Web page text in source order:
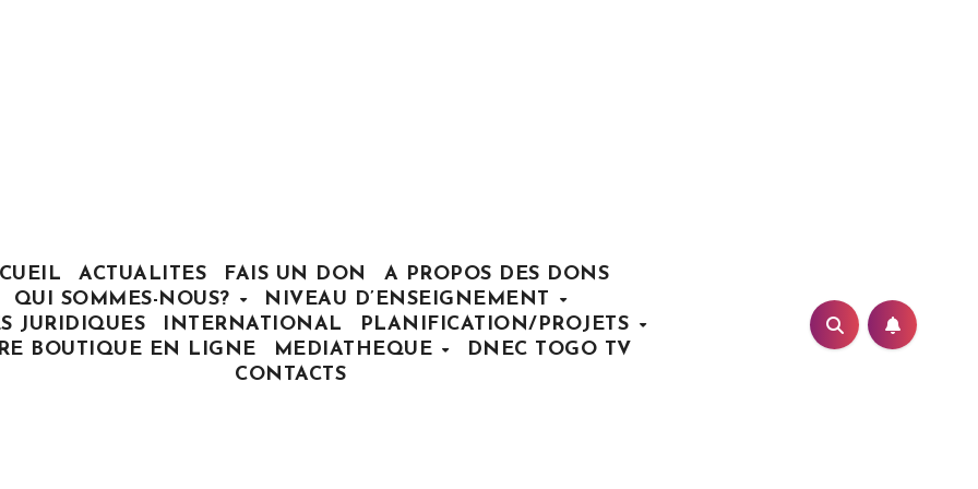
ACTUALITES FAIS UN DON
A PROPOS DES DONS
QUI SOMMES-NOUS?
NIVEAU D’ENSEIGNEMENT
JURIDIQUES
INTERNATIONAL
PLANIFICATION/PROJETS
BOUTIQUE EN LIGNE
MEDIATHEQUE
DNEC TOGO TV
CONTACTS